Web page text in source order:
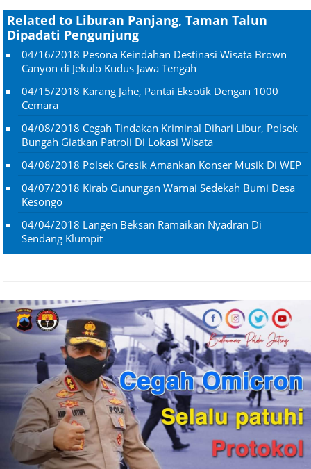
Related to Liburan Panjang, Taman Talun
Dipadati Pengunjung
04/16/2018 Pesona Keindahan Destinasi Wisata Brown
Canyon di Jekulo Kudus Jawa Tengah
04/15/2018 Karang Jahe, Pantai Eksotik Dengan 1000
Cemara
04/08/2018 Cegah Tindakan Kriminal Dihari Libur, Polsek
Bungah Giatkan Patroli Di Lokasi Wisata
04/08/2018 Polsek Gresik Amankan Konser Musik Di WEP
04/07/2018 Kirab Gunungan Warnai Sedekah Bumi Desa
Kesongo
04/04/2018 Langen Beksan Ramaikan Nyadran Di
Sendang Klumpit